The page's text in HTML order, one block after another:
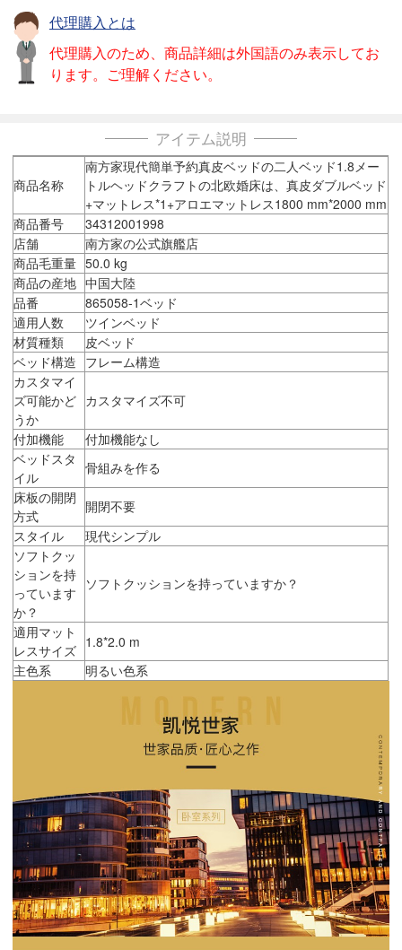
代理購入とは
代理購入のため、商品詳細は外国語のみ表示してお
ります。ご理解ください。
アイテム説明
商品名称
南方家現代簡単予約真皮ベッドの二人ベッド1.8メー
トルヘッドクラフトの北欧婚床は、真皮ダブルベッド
+マットレス*1+アロエマットレス1800 mm*2000 mm
商品番号
34312001998
店舗
南方家の公式旗艦店
商品毛重量 50.0 kg
商品の産地 中国大陸
品番
865058-1ベッド
適用人数
ツインベッド
材質種類
皮ベッド
ベッド構造 フレーム構造
カスタマイ
ズ可能かど
うか
カスタマイズ不可
付加機能
付加機能なし
ベッドスタ
イル
骨組みを作る
床板の開閉
方式
開閉不要
スタイル
現代シンプル
ソフトクッ
ションを持
っています
か？
ソフトクッションを持っていますか？
適用マット
レスサイズ 1.8*2.0 m
主色系
明るい色系